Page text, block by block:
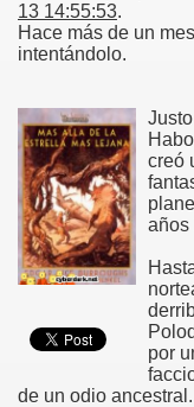
13 14:55:53.
Hace más de un
intentándolo.
creó
años
por
de un odio ancestral.